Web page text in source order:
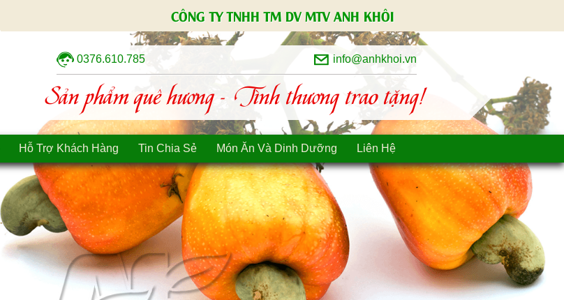
CÔNG TY TNHH TM DV MTV ANH KHÔI
0376.610.785 info@anhkhoi.vn
Sản phẩm quê hương - Tình thương trao tặng!
Hỗ Trợ Khách Hàng Tin Chia Sẻ Món Ăn Và Dinh Dưỡng Liên Hệ